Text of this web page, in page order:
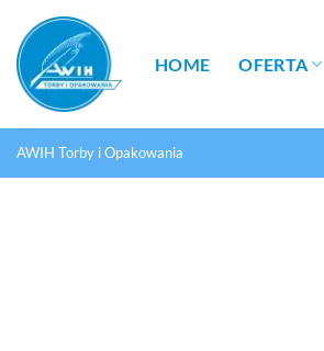
Przewiń
zawartości
HOME OFERTA
AWIH Torby i Opakowania